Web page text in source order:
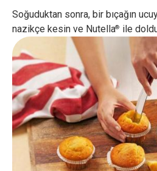
Soğuduktan sonra, bir bıçağın
nazikçe kesin ve Nutella® ile